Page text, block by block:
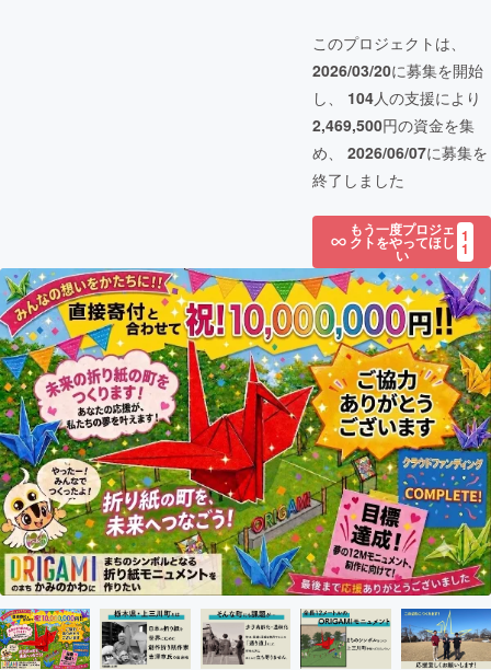
このプロジェクトは、
2026/03/20に募集を開始
し、 104人の支援により
2,469,500円の資金を集
め、 2026/06/07に募集を
終了しました
もう一度プロジェ
クトをやってほし
い
1
1